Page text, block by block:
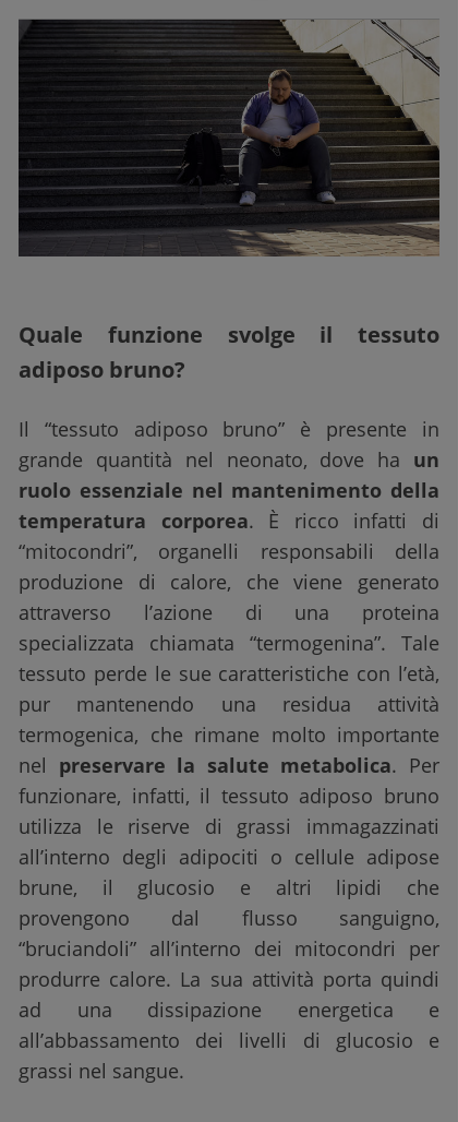
Quale funzione svolge il tessuto
adiposo bruno?
Il “tessuto adiposo bruno” è presente in
grande quantità nel neonato, dove ha un
ruolo essenziale nel mantenimento della
temperatura corporea. È ricco infatti di
“mitocondri”, organelli responsabili della
produzione di calore, che viene generato
attraverso l’azione di una proteina
specializzata chiamata “termogenina”. Tale
tessuto perde le sue caratteristiche con l’età,
pur mantenendo una residua attività
termogenica, che rimane molto importante
nel preservare la salute metabolica. Per
funzionare, infatti, il tessuto adiposo bruno
utilizza le riserve di grassi immagazzinati
all’interno degli adipociti o cellule adipose
brune, il glucosio e altri lipidi che
provengono dal flusso sanguigno,
“bruciandoli” all’interno dei mitocondri per
produrre calore. La sua attività porta quindi
ad una dissipazione energetica e
all’abbassamento dei livelli di glucosio e
grassi nel sangue.